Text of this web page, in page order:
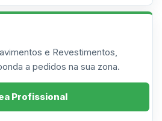
e Revestimentos,
a pedidos na sua zona.
Profissional